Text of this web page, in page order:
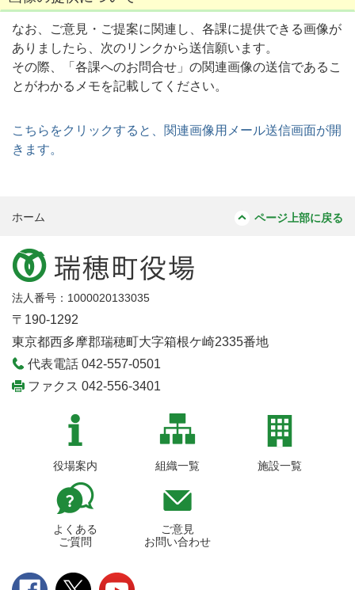
なお、ご意見・ご提案に関連し、各課に提供できる画像が
ありましたら、次のリンクから送信願います。
その際、「各課へのお問合せ」の関連画像の送信であるこ
とがわかるメモを記載してください。
こちらをクリックすると、関連画像用メール送信画面が開
きます。
ホーム ページ上部に戻る
法人番号：1000020133035
〒190-1292
東京都西多摩郡瑞穂町大字箱根ケ崎2335番地
代表電話 042-557-0501
ファクス 042-556-3401
役場案内 組織一覧 施設一覧
よくある
ご質問
ご意見
お問い合わせ